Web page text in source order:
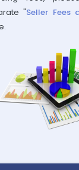
"Seller Fees